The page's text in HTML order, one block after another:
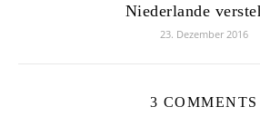
Niederlande
23. Dezember 2016
3 COMMENTS